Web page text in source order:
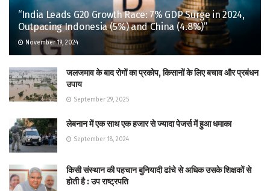
“India Leads G20 Growth Race: 7% GDP Surge in 2024,
Outpacing Indonesia (5%) and China (4.8%)”
November 19, 2024
जलजमाव के बाद रोगों का प्रकोप, किसानों के लिए बचाव और प्रबंधन
उपाय
September 29, 2025
लेबनान में एक साथ एक हजार से ज्यादा पेजर्स में हुआ धमाका
September 18, 2024
किसी संस्थान की पहचान बुनियादी ढांचे से अधिक उसके शिक्षकों से
होती है : उप राष्ट्रपति